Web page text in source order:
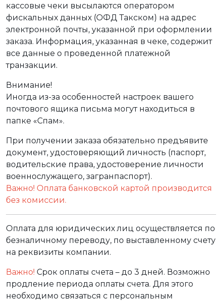
кассовые чеки высылаются оператором
фискальных данных (ОФД Такском) на адрес
электронной почты, указанной при оформлении
заказа. Информация, указанная в чеке, содержит
все данные о проведенной платежной
транзакции.
Внимание!
Иногда из-за особенностей настроек вашего
почтового ящика письма могут находиться в
папке «Спам».
При получении заказа обязательно предъявите
документ, удостоверяющий личность (паспорт,
водительские права, удостоверение личности
военнослужащего, загранпаспорт).
Важно! Оплата банковской картой производится
без комиссии.
Оплата для юридических лиц осуществляется по
безналичному переводу, по выставленному счету
на реквизиты компании.
Важно! Срок оплаты счета – до 3 дней. Возможно
продление периода оплаты счета. Для этого
необходимо связаться с персональным